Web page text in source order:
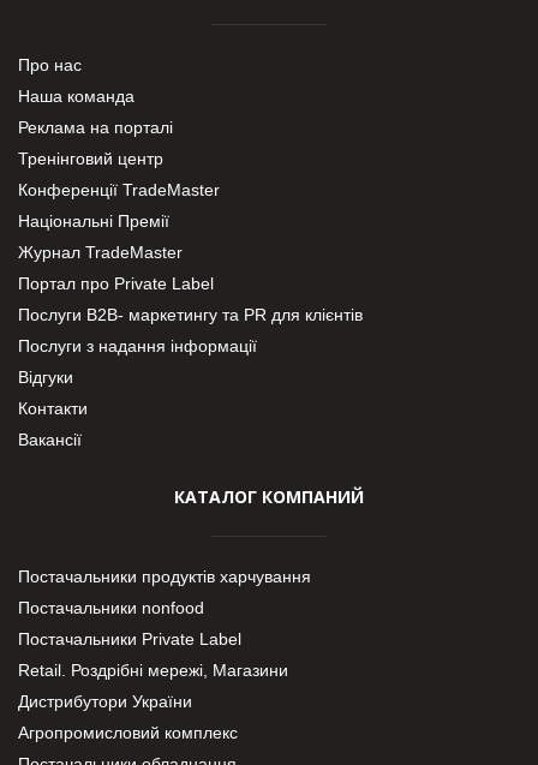
Про нас
Наша команда
Реклама на порталі
Тренінговий центр
Конференції TradeMaster
Національні Премії
Журнал TradeMaster
Портал про Private Label
Послуги В2В- маркетингу та PR для клієнтів
Послуги з надання інформації
Відгуки
Контакти
Вакансії
КАТАЛОГ КОМПАНИЙ
Постачальники продуктів харчування
Постачальники nonfood
Постачальники Private Label
Retail. Роздрібні мережі, Магазини
Дистрибутори України
Агропромисловий комплекс